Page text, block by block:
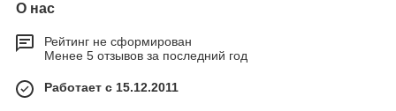
О нас
Рейтинг не сформирован
Менее 5 отзывов за последний год
Работает с 15.12.2011